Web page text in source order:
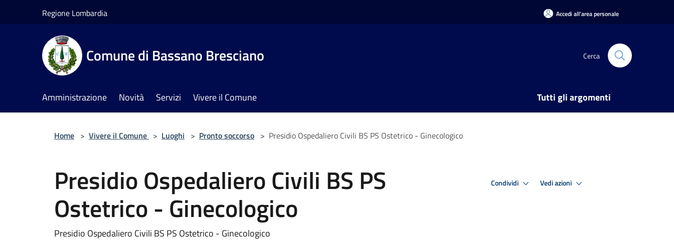
Regione Lombardia Accedi all'area personale
Comune di Bassano Bresciano Cerca
Amministrazione Novità Servizi Vivere il Comune Tutti gli argomenti
Home > Vivere il Comune > Luoghi > Pronto soccorso > Presidio Ospedaliero Civili BS PS Ostetrico - Ginecologico
Presidio Ospedaliero Civili BS PS
Ostetrico - Ginecologico
Presidio Ospedaliero Civili BS PS Ostetrico - Ginecologico
Condividi Vedi azioni